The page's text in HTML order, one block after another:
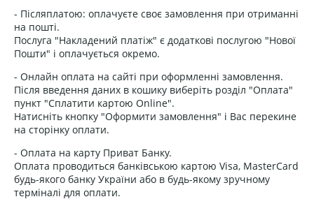
- Післяплатою: оплачуєте своє замовлення при отриманні
на пошті.
Послуга "Накладений платіж" є додаткові послугою "Нової
Пошти" і оплачується окремо.
- Онлайн оплата на сайті при оформленні замовлення.
Після введення даних в кошику виберіть розділ "Оплата"
пункт "Сплатити картою Online".
Натисніть кнопку "Оформити замовлення" і Вас перекине
на сторінку оплати.
- Оплата на карту Приват Банку.
Оплата проводиться банківською картою Visa, MasterCard
будь-якого банку України або в будь-якому зручному
терміналі для оплати.